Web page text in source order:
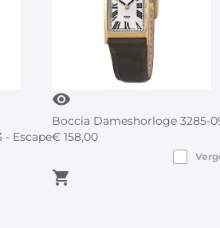
- Escape
visibility
Boccia Dameshorloge 3285-
€ 158,00
shopping_cart